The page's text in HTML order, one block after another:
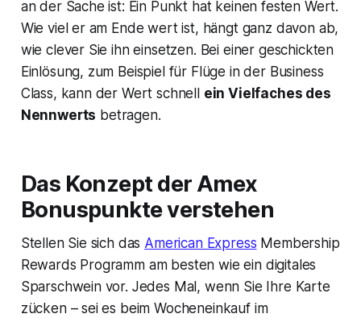
an der Sache ist: Ein Punkt hat keinen festen Wert.
Wie viel er am Ende wert ist, hängt ganz davon ab,
wie clever Sie ihn einsetzen. Bei einer geschickten
Einlösung, zum Beispiel für Flüge in der Business
Class, kann der Wert schnell ein Vielfaches des
Nennwerts betragen.
Das Konzept der Amex
Bonuspunkte verstehen
Stellen Sie sich das American Express Membership
Rewards Programm am besten wie ein digitales
Sparschwein vor. Jedes Mal, wenn Sie Ihre Karte
zücken – sei es beim Wocheneinkauf im